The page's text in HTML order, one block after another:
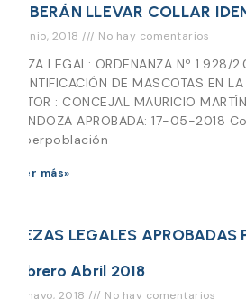
DEBERÁN LLEVAR COLLAR
9 junio, 2018 No hay comentarios
PIEZA LEGAL: ORDENANZA Nº 1.928/
IDENTIFICACIÓN DE MASCOTAS EN
AUTOR : CONCEJAL MAURICIO
MENDOZA APROBADA: 17-05-2018
superpoblación
Leer más»
PIEZAS LEGALES APROBADAS
Febrero Abril 2018
31 mayo, 2018 No hay comentarios